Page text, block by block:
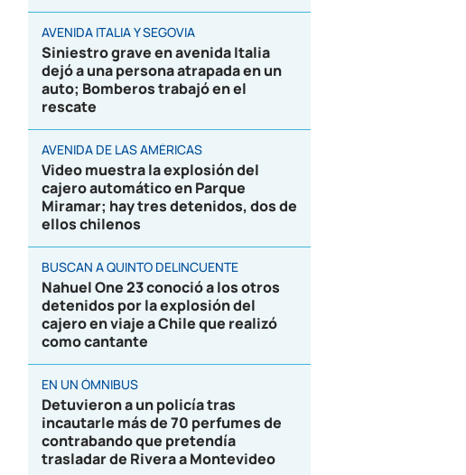
AVENIDA ITALIA Y SEGOVIA
Siniestro grave en avenida Italia
dejó a una persona atrapada en un
auto; Bomberos trabajó en el
rescate
AVENIDA DE LAS AMÉRICAS
Video muestra la explosión del
cajero automático en Parque
Miramar; hay tres detenidos, dos de
ellos chilenos
BUSCAN A QUINTO DELINCUENTE
Nahuel One 23 conoció a los otros
detenidos por la explosión del
cajero en viaje a Chile que realizó
como cantante
EN UN ÓMNIBUS
Detuvieron a un policía tras
incautarle más de 70 perfumes de
contrabando que pretendía
trasladar de Rivera a Montevideo